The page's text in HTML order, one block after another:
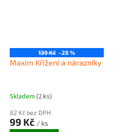
139 Kč –28 %
Maxim Křížení a nárazníky
Skladem (2 ks)
82 Kč bez DPH
99 Kč / ks